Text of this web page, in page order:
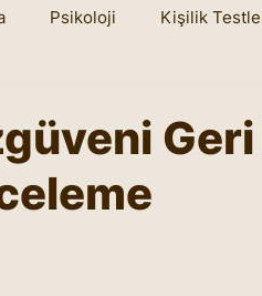
Psikoloji Kişilik